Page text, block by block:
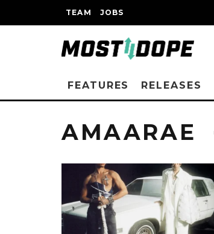
TEAM JOBS
FEATURES RELEASES
AMAARAE